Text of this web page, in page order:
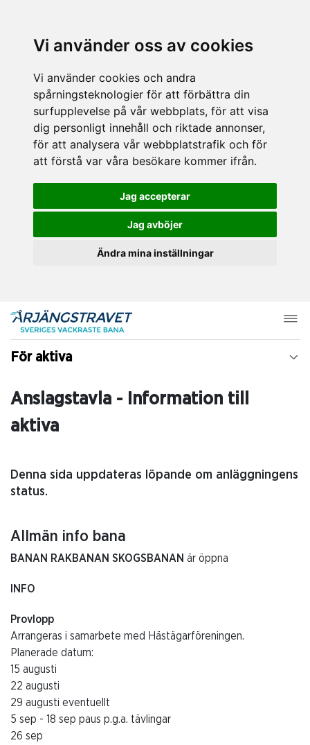
Vi använder oss av cookies
Vi använder cookies och andra
spårningsteknologier för att förbättra din
surfupplevelse på vår webbplats, för att visa
dig personligt innehåll och riktade annonser,
för att analysera vår webbplatstrafik och för
att förstå var våra besökare kommer ifrån.
Jag accepterar
Jag avböjer
Ändra mina inställningar
För aktiva
Anslagstavla - Information till
aktiva
Denna sida uppdateras löpande om anläggningens
status.
Allmän info bana
BANAN RAKBANAN SKOGSBANAN är öppna
INFO
Provlopp
Arrangeras i samarbete med Hästägarföreningen.
Planerade datum:
15 augusti
22 augusti
29 augusti eventuellt
5 sep - 18 sep paus p.g.a. tävlingar
26 sep